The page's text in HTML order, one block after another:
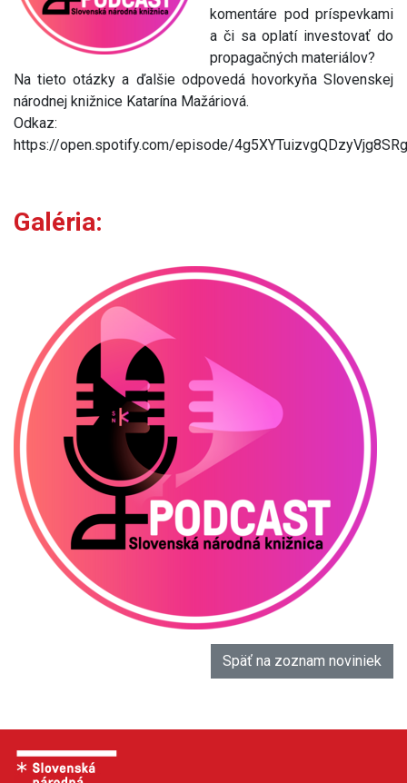
komentáre pod príspevkami
a či sa oplatí investovať do
propagačných materiálov?
Na tieto otázky a ďalšie odpovedá hovorkyňa Slovenskej
národnej knižnice Katarína Mažáriová.
Odkaz:
https://open.spotify.com/episode/4g5XYTuizvgQDzyVjg8SRg
Galéria:
Späť na zoznam noviniek